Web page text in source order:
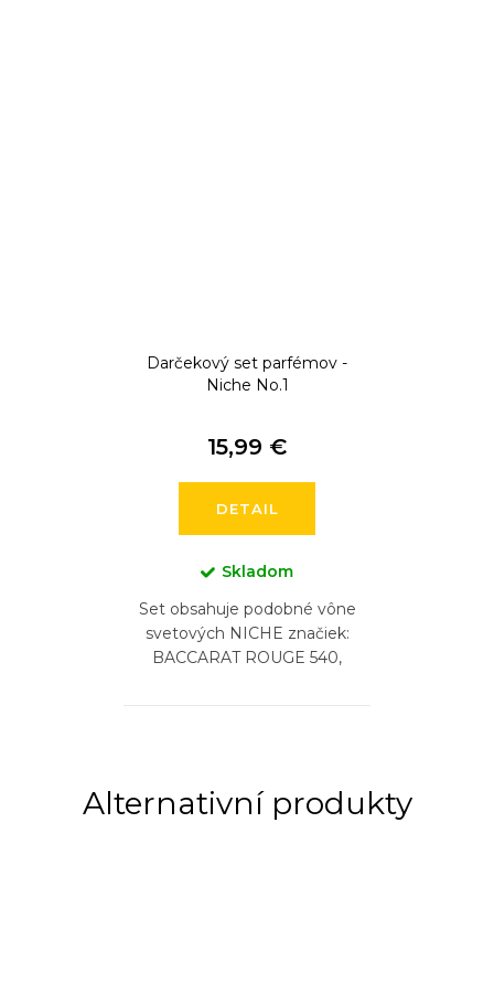
Darčekový set parfémov -
Niche No.1
15,99 €
DETAIL
Skladom
Set obsahuje podobné vône
svetových NICHE značiek:
BACCARAT ROUGE 540,